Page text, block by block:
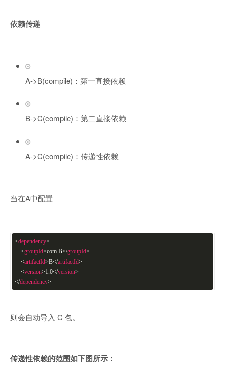
依赖传递
A->B(compile)：第一直接依赖
B->C(compile)：第二直接依赖
A->C(compile)：传递性依赖
当在A中配置
<dependency>
<groupId>com.B</groupId>
<artifactId>B</artifactId>
<version>1.0</version>
</dependency>
则会自动导入 C 包。
传递性依赖的范围如下图所示：